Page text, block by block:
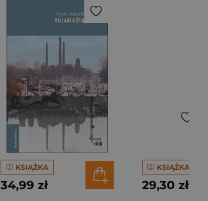
KSIĄŻKA
34,99 zł
KSIĄŻKA
29,30 zł